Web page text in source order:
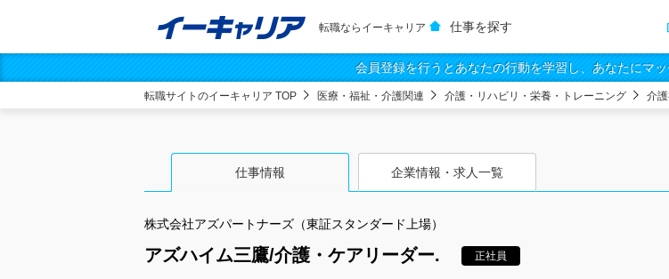
転職ならイーキャリア 仕事を探す
会員登録を行うとあなたの行動を学習し、あなたにマッ
転職サイトのイーキャリア TOP 医療・福祉・介護関連 介護・リハビリ・栄養・トレーニング 介
仕事情報 企業情報・求人一覧
株式会社アズパートナーズ（東証スタンダード上場）
アズハイム三鷹/介護・ケアリーダー. 正社員